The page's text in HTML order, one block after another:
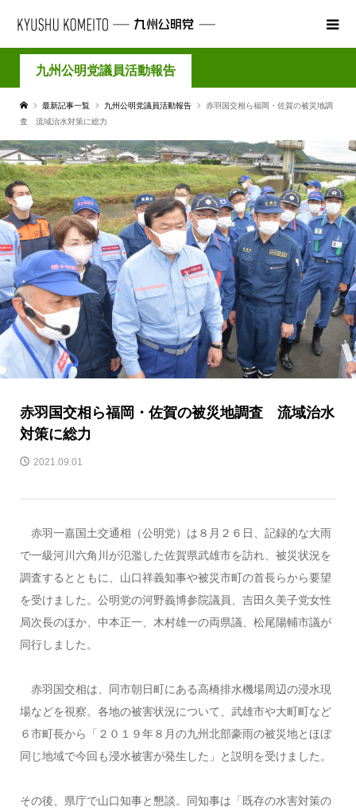
九州公明党議員活動報告
最新記事一覧 九州公明党議員活動報告
赤羽国交相ら福岡・佐賀の被災地調
査 流域治水対策に総力
赤羽国交相ら福岡・佐賀の被災地調査 流域治水
対策に総力
2021.09.01
赤羽一嘉国土交通相（公明党）は８月２６日、記録的な大雨
で一級河川六角川が氾濫した佐賀県武雄市を訪れ、被災状況を
調査するとともに、山口祥義知事や被災市町の首長らから要望
を受けました。公明党の河野義博参院議員、吉田久美子党女性
局次長のほか、中本正一、木村雄一の両県議、松尾陽輔市議が
同行しました。
赤羽国交相は、同市朝日町にある高橋排水機場周辺の浸水現
場などを視察。各地の被害状況について、武雄市や大町町など
６市町長から「２０１９年８月の九州北部豪雨の被災地とほぼ
同じ地域で今回も浸水被害が発生した」と説明を受けました。
その後、県庁で山口知事と懇談。同知事は「既存の水害対策の